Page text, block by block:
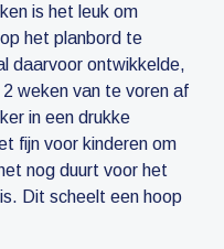
is het leuk om
het planbord te
daarvoor ontwikkelde,
weken van te voren af
in een drukke
fijn voor kinderen om
nog duurt voor het
Dit scheelt een hoop